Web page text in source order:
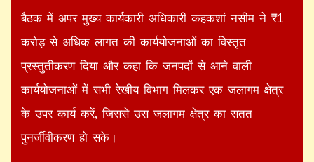
बैठक में अपर मुख्य कार्यकारी अधिकारी कहकशां नसीम ने ₹1
करोड़ से अधिक लागत की कार्ययोजनाओं का विस्तृत
प्रस्तुतीकरण दिया और कहा कि जनपदों से आने वाली
कार्ययोजनाओं में सभी रेखीय विभाग मिलकर एक जलागम क्षेत्र
के उपर कार्य करें, जिससे उस जलागम क्षेत्र का सतत
पुनर्जीवीकरण हो सके।